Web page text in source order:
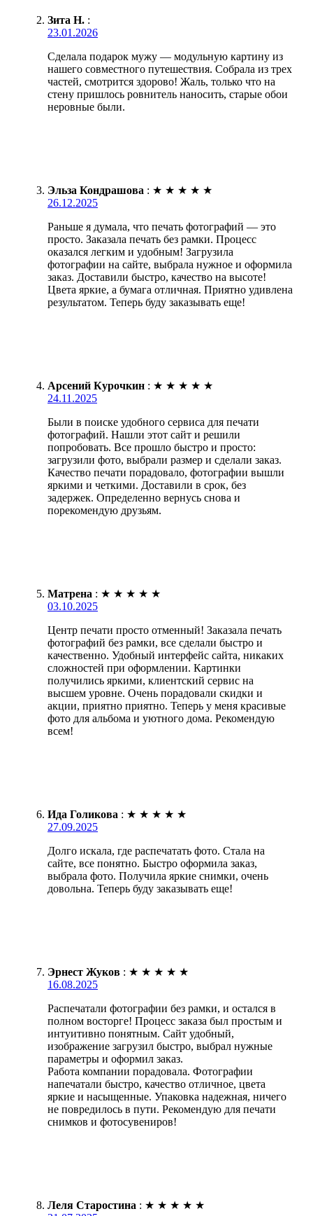
Зита Н. :
23.01.2026
Сделала подарок мужу — модульную картину из
нашего совместного путешествия. Собрала из трех
частей, смотрится здорово! Жаль, только что на
стену пришлось ровнитель наносить, старые обои
неровные были.
Эльза Кондрашова : ★ ★ ★ ★ ★
26.12.2025
Раньше я думала, что печать фотографий — это
просто. Заказала печать без рамки. Процесс
оказался легким и удобным! Загрузила
фотографии на сайте, выбрала нужное и оформила
заказ. Доставили быстро, качество на высоте!
Цвета яркие, а бумага отличная. Приятно удивлена
результатом. Теперь буду заказывать еще!
Арсений Курочкин : ★ ★ ★ ★ ★
24.11.2025
Были в поиске удобного сервиса для печати
фотографий. Нашли этот сайт и решили
попробовать. Все прошло быстро и просто:
загрузили фото, выбрали размер и сделали заказ.
Качество печати порадовало, фотографии вышли
яркими и четкими. Доставили в срок, без
задержек. Определенно вернусь снова и
порекомендую друзьям.
Матрена : ★ ★ ★ ★ ★
03.10.2025
Центр печати просто отменный! Заказала печать
фотографий без рамки, все сделали быстро и
качественно. Удобный интерфейс сайта, никаких
сложностей при оформлении. Картинки
получились яркими, клиентский сервис на
высшем уровне. Очень порадовали скидки и
акции, приятно приятно. Теперь у меня красивые
фото для альбома и уютного дома. Рекомендую
всем!
Ида Голикова : ★ ★ ★ ★ ★
27.09.2025
Долго искала, где распечатать фото. Стала на
сайте, все понятно. Быстро оформила заказ,
выбрала фото. Получила яркие снимки, очень
довольна. Теперь буду заказывать еще!
Эрнест Жуков : ★ ★ ★ ★ ★
16.08.2025
Распечатали фотографии без рамки, и остался в
полном восторге! Процесс заказа был простым и
интуитивно понятным. Сайт удобный,
изображение загрузил быстро, выбрал нужные
параметры и оформил заказ.
Работа компании порадовала. Фотографии
напечатали быстро, качество отличное, цвета
яркие и насыщенные. Упаковка надежная, ничего
не повредилось в пути. Рекомендую для печати
снимков и фотосувениров!
Леля Старостина : ★ ★ ★ ★ ★